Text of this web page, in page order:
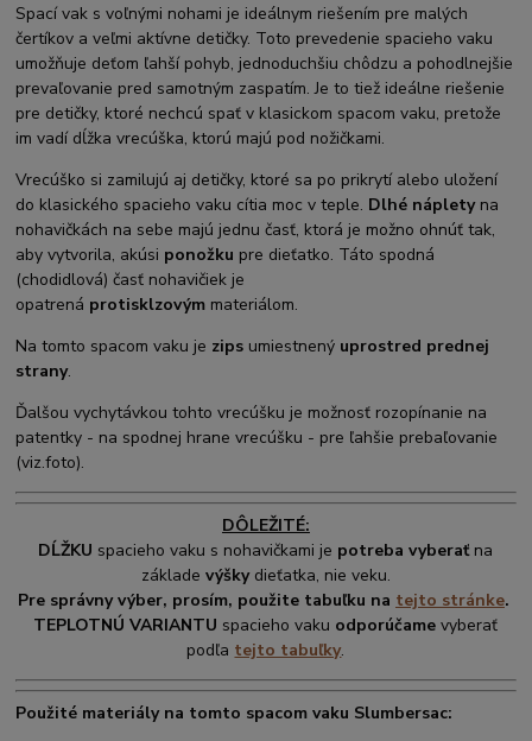
Spací vak s voľnými nohami je ideálnym riešením pre malých
čertíkov a veľmi aktívne detičky. Toto prevedenie spacieho vaku
umožňuje deťom ľahší pohyb, jednoduchšiu chôdzu a pohodlnejšie
prevaľovanie pred samotným zaspatím. Je to tiež ideálne riešenie
pre detičky, ktoré nechcú spať v klasickom spacom vaku, pretože
im vadí dĺžka vrecúška, ktorú majú pod nožičkami.
Vrecúško si zamilujú aj detičky, ktoré sa po prikrytí alebo uložení
do klasického spacieho vaku cítia moc v teple. Dlhé nápletyna
nohavičkách na sebe majú jednu časť, ktorá je možno ohnúť tak,
aby vytvorila, akúsi ponožku pre dieťatko. Táto spodná
(chodidlová) časť nohavičiek je
opatrená protisklzovým materiálom.
Na tomto spacom vaku je zips umiestnený uprostred prednej
strany.
Ďalšou vychytávkou tohto vrecúšku je možnosť rozopínanie na
patentky - na spodnej hrane vrecúšku - pre ľahšie prebaľovanie
(viz.foto).
DÔLEŽITÉ:
DĹŽKU spacieho vaku s nohavičkami je potreba vyberať na
základe výšky dieťatka, nie veku.
Pre správny výber, prosím, použite tabuľku na tejto stránke.
TEPLOTNÚ VARIANTU spacieho vaku odporúčamevyberať
podľa tejto tabuľky.
Použité materiály na tomto spacom vaku Slumbersac: